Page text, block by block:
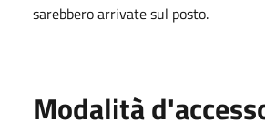
sarebbero arrivate sul posto.
Modalità